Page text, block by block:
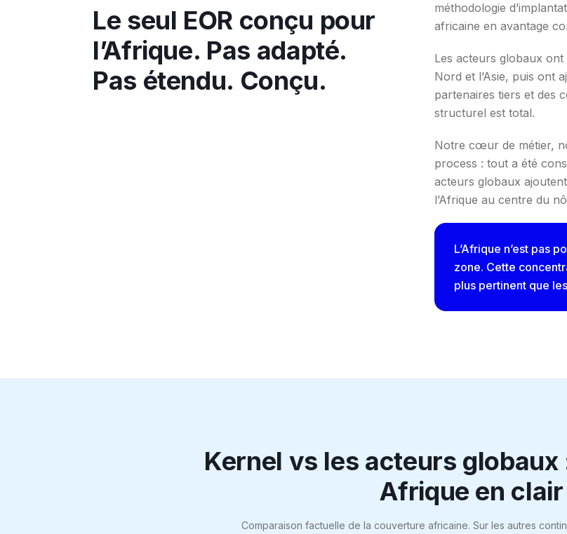
Le seul EOR conçu pour
l’Afrique. Pas adapté.
Pas étendu. Conçu.
méthodologie
africaine en avantage
Les acteurs globaux ont
Nord et l’Asie, puis ont
partenaires tiers et des
structurel est total.
Notre cœur de métier,
process : tout a été
acteurs globaux
l’Afrique au centre du
L’Afrique n’est pas
zone. Cette
plus pertinent que
Kernel vs les acteurs
Afrique en clair
Comparaison factuelle de la couverture africaine. Sur les autres